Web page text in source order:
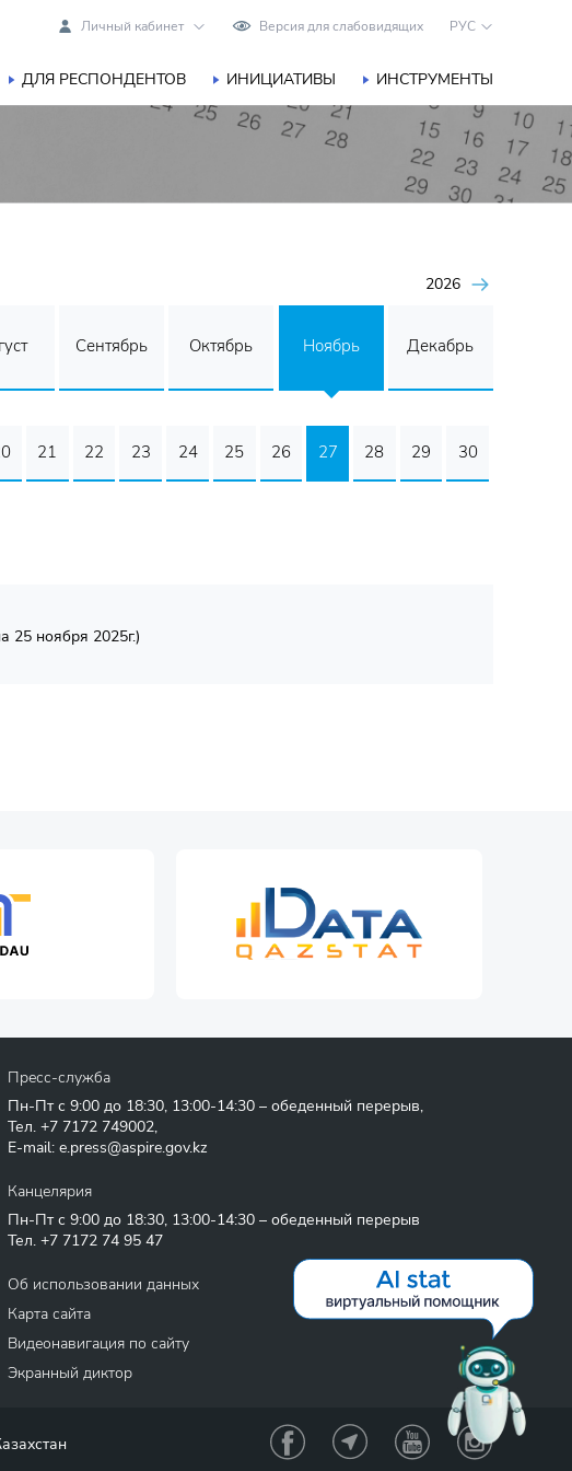
Личный кабинет Версия для слабовидящих РУС
ДЛЯ РЕСПОНДЕНТОВ ИНИЦИАТИВЫ ИНСТРУМЕНТЫ
2026
Сентябрь Октябрь Ноябрь Декабрь
21 22 23 24 25 26 27 28 29 30
25 ноября 2025г.)
Пресс-служба
Пн-Пт с 9:00 до 18:30, 13:00-14:30 – обеденный перерыв,
Тел. +7 7172 749002,
E-mail: e.press@aspire.gov.kz
Канцелярия
Пн-Пт с 9:00 до 18:30, 13:00-14:30 – обеденный перерыв
Тел. +7 7172 74 95 47
Об использовании данных
Карта сайта
Видеонавигация по сайту
Экранный диктор